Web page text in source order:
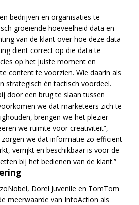
bedrijven en organisaties te
groeiende hoeveelheid data en
van de klant over hoe deze data
dient correct op die data te
op het juiste moment en
content te voorzien. Wie daarin als
strategisch én tactisch voordeel.
door een brug te slaan tussen
we dat marketeers zich te
brengen we het plezier
we ruimte voor creativiteit”,
zorgen we dat informatie zo efficiënt
verrijkt en beschikbaar is voor de
bij het bedienen van de klant.”
Dorel Juvenile en TomTom
meerwaarde van IntoAction als